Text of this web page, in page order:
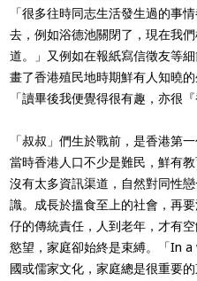
「很多往時同志生活發生過的事
去，例如浴德池關閉了，現在我
道。」又例如在報紙寫信徵友等細
畫了香港殖民地時期鮮有人知曉的
「讀畢後我便覺得很有趣，亦很『
「叔叔」們生於戰前，是香港第一
當時香港人口不少是難民，鮮有
沒有太多資訊渠道，自然對同性
識。成長於搵食至上的社會，再
仔的傳統責任，人到老年，才有空
慾望，家庭卻始終是束縛。「In a
國或儒家文化，家庭總是很重要